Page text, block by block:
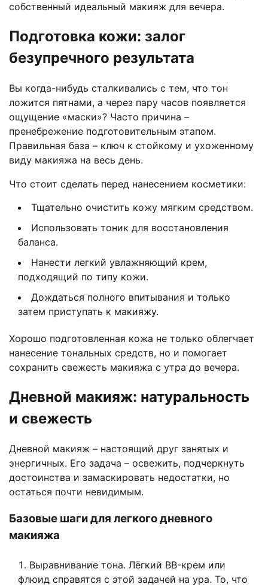
собственный идеальный макияж для вечера.
Подготовка кожи: залог
безупречного результата
Вы когда-нибудь сталкивались с тем, что тон
ложится пятнами, а через пару часов появляется
ощущение «маски»? Часто причина –
пренебрежение подготовительным этапом.
Правильная база – ключ к стойкому и ухоженному
виду макияжа на весь день.
Что стоит сделать перед нанесением косметики:
Тщательно очистить кожу мягким средством.
Использовать тоник для восстановления
баланса.
Нанести легкий увлажняющий крем,
подходящий по типу кожи.
Дождаться полного впитывания и только
затем приступать к макияжу.
Хорошо подготовленная кожа не только облегчает
нанесение тональных средств, но и помогает
сохранить свежесть макияжа с утра до вечера.
Дневной макияж: натуральность
и свежесть
Дневной макияж – настоящий друг занятых и
энергичных. Его задача – освежить, подчеркнуть
достоинства и замаскировать недостатки, но
остаться почти невидимым.
Базовые шаги для легкого дневного
макияжа
Выравнивание тона. Лёгкий BB-крем или
флюид справятся с этой задачей на ура. То, что